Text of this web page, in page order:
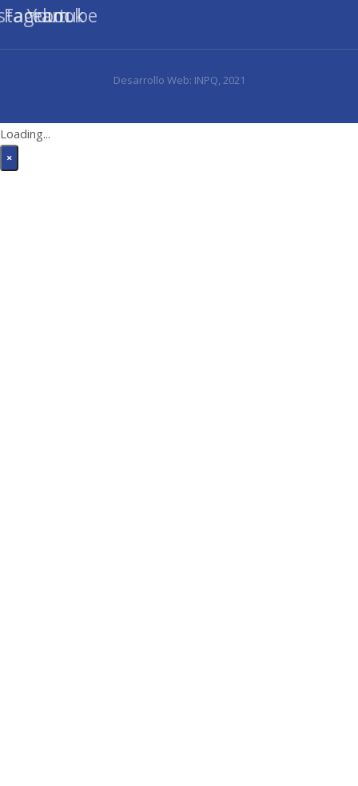
Facebook
Youtube
Desarrollo Web: INPQ, 2021
Loading...
×